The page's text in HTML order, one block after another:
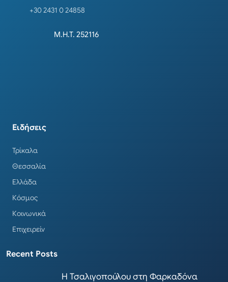
+30 2431 0 24858
Μ.Η.Τ. 252116
Ειδήσεις
Τρίκαλα
Θεσσαλία
Ελλάδα
Κόσμος
Κοινωνικά
Επιχειρείν
Recent Posts
Η Τσαλιγοπούλου στη Φαρκαδόνα